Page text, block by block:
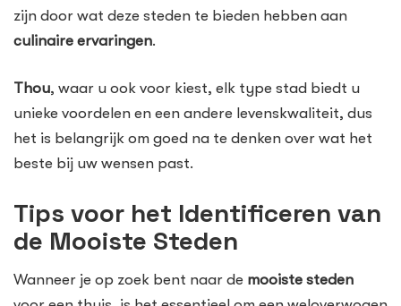
zijn door wat deze steden te bieden hebben aan
culinaire ervaringen.
Thou, waar u ook voor kiest, elk type stad biedt u
unieke voordelen en een andere levenskwaliteit, dus
het is belangrijk om goed na te denken over wat het
beste bij uw wensen past.
Tips voor het Identificeren van
de Mooiste Steden
Wanneer je op zoek bent naar de mooiste steden